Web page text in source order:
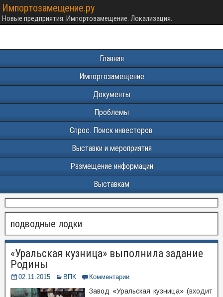
Импортозамещение.ру
Новые предприятия. Импортозамещение. Локализация.
Главная
Импортозамещение
Документы
Проблемы
Спрос. Поиск инвесторов.
Выставки и мероприятия
Размещение информации
Выставкам
подводные лодки
«Уральская кузница» выполнила задание
Родины
02.11.2015 ВПК Комментарии
Завод «Уральская кузница» (входит